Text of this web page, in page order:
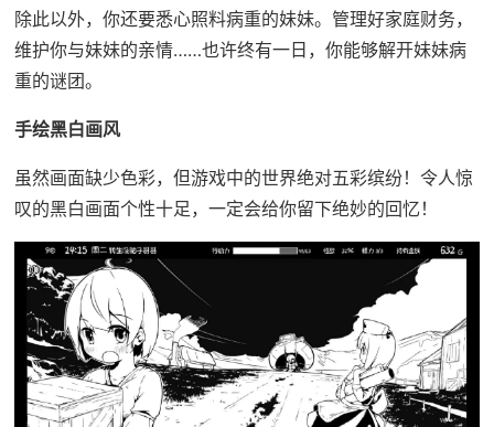
除此以外，你还要悉心照料病重的妹妹。管理好家庭财务，
维护你与妹妹的亲情……也许终有一日，你能够解开妹妹病
重的谜团。
手绘黑白画风
虽然画面缺少色彩，但游戏中的世界绝对五彩缤纷！令人惊
叹的黑白画面个性十足，一定会给你留下绝妙的回忆！